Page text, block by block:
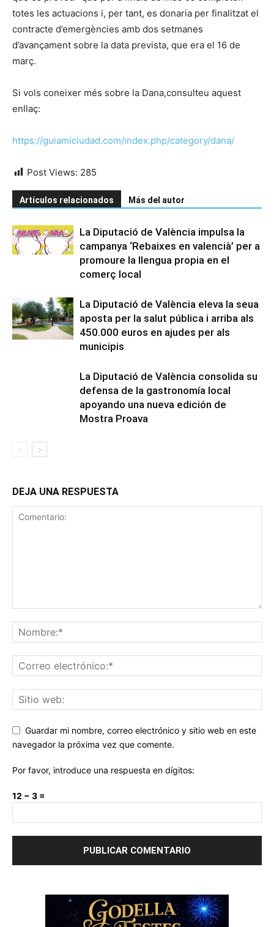
totes les actuacions i, per tant, es donaria per finalitzat el
contracte d’emergències amb dos setmanes
d’avançament sobre la data prevista, que era el 16 de
març.
Si vols coneixer més sobre la Dana,consulteu aquest
enllaç:
https://guiamiciudad.com/index.php/category/dana/
Post Views: 285
Artículos relacionados Más del autor
La Diputació de València impulsa la
campanya ‘Rebaixes en valencià’ per a
promoure la llengua propia en el
comerç local
La Diputació de València eleva la seua
aposta per la salut pública i arriba als
450.000 euros en ajudes per als
municipis
La Diputació de València consolida su
defensa de la gastronomía local
apoyando una nueva edición de
Mostra Proava
DEJA UNA RESPUESTA
Guardar mi nombre, correo electrónico y sitio web en este
navegador la próxima vez que comente.
Por favor, introduce una respuesta en dígitos:
12 − 3 =